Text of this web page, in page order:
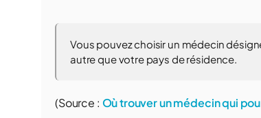
Vous pouvez choisir un médecin
autre que votre pays de résidence.
(Source : Où trouver un médecin qui